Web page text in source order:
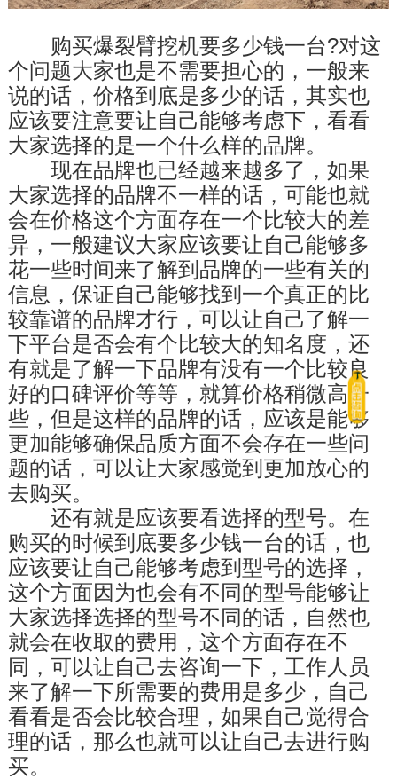
购买爆裂臂挖机要多少钱一台?对这
个问题大家也是不需要担心的，一般来
说的话，价格到底是多少的话，其实也
应该要注意要让自己能够考虑下，看看
大家选择的是一个什么样的品牌。
现在品牌也已经越来越多了，如果
大家选择的品牌不一样的话，可能也就
会在价格这个方面存在一个比较大的差
异，一般建议大家应该要让自己能够多
花一些时间来了解到品牌的一些有关的
信息，保证自己能够找到一个真正的比
较靠谱的品牌才行，可以让自己了解一
下平台是否会有个比较大的知名度，还
有就是了解一下品牌有没有一个比较良
好的口碑评价等等，就算价格稍微高一
些，但是这样的品牌的话，应该是能够
更加能够确保品质方面不会存在一些问
题的话，可以让大家感觉到更加放心的
去购买。
还有就是应该要看选择的型号。在
购买的时候到底要多少钱一台的话，也
应该要让自己能够考虑到型号的选择，
这个方面因为也会有不同的型号能够让
大家选择选择的型号不同的话，自然也
就会在收取的费用，这个方面存在不
同，可以让自己去咨询一下，工作人员
来了解一下所需要的费用是多少，自己
看看是否会比较合理，如果自己觉得合
理的话，那么也就可以让自己去进行购
买。